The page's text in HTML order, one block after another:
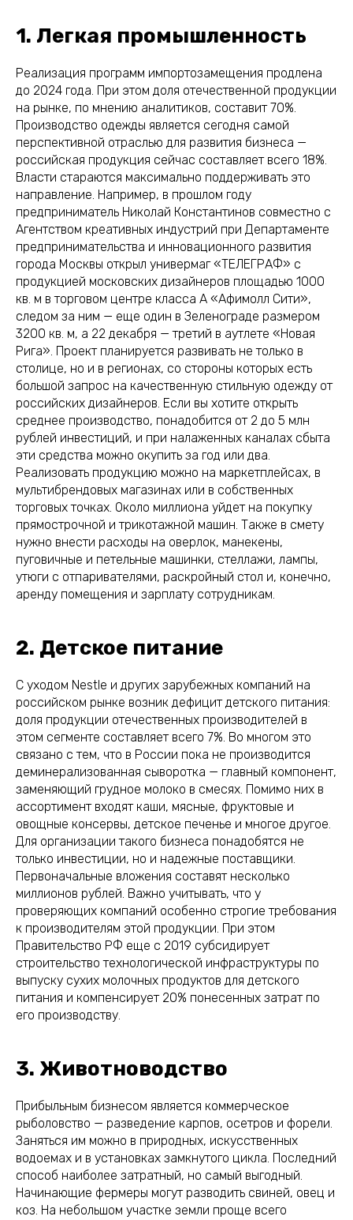
1. Легкая промышленность
Реализация программ импортозамещения продлена
до 2024 года. При этом доля отечественной продукции
на рынке, по мнению аналитиков, составит 70%.
Производство одежды является сегодня самой
перспективной отраслью для развития бизнеса —
российская продукция сейчас составляет всего 18%.
Власти стараются максимально поддерживать это
направление. Например, в прошлом году
предприниматель Николай Константинов совместно с
Агентством креативных индустрий при Департаменте
предпринимательства и инновационного развития
города Москвы открыл универмаг «ТЕЛЕГРАФ» с
продукцией московских дизайнеров площадью 1000
кв. м в торговом центре класса А «Афимолл Сити»,
следом за ним — еще один в Зеленограде размером
3200 кв. м, а 22 декабря — третий в аутлете «Новая
Рига». Проект планируется развивать не только в
столице, но и в регионах, со стороны которых есть
большой запрос на качественную стильную одежду от
российских дизайнеров. Если вы хотите открыть
среднее производство, понадобится от 2 до 5 млн
рублей инвестиций, и при налаженных каналах сбыта
эти средства можно окупить за год или два.
Реализовать продукцию можно на маркетплейсах, в
мультибрендовых магазинах или в собственных
торговых точках. Около миллиона уйдет на покупку
прямострочной и трикотажной машин. Также в смету
нужно внести расходы на оверлок, манекены,
пуговичные и петельные машинки, стеллажи, лампы,
утюги с отпаривателями, раскройный стол и, конечно,
аренду помещения и зарплату сотрудникам.
2. Детское питание
С уходом Nestle и других зарубежных компаний на
российском рынке возник дефицит детского питания:
доля продукции отечественных производителей в
этом сегменте составляет всего 7%. Во многом это
связано с тем, что в России пока не производится
деминерализованная сыворотка — главный компонент,
заменяющий грудное молоко в смесях. Помимо них в
ассортимент входят каши, мясные, фруктовые и
овощные консервы, детское печенье и многое другое.
Для организации такого бизнеса понадобятся не
только инвестиции, но и надежные поставщики.
Первоначальные вложения составят несколько
миллионов рублей. Важно учитывать, что у
проверяющих компаний особенно строгие требования
к производителям этой продукции. При этом
Правительство РФ еще с 2019 субсидирует
строительство технологической инфраструктуры по
выпуску сухих молочных продуктов для детского
питания и компенсирует 20% понесенных затрат по
его производству.
3. Животноводство
Прибыльным бизнесом является коммерческое
рыболовство — разведение карпов, осетров и форели.
Заняться им можно в природных, искусственных
водоемах и в установках замкнутого цикла. Последний
способ наиболее затратный, но самый выгодный.
Начинающие фермеры могут разводить свиней, овец и
коз. На небольшом участке земли проще всего